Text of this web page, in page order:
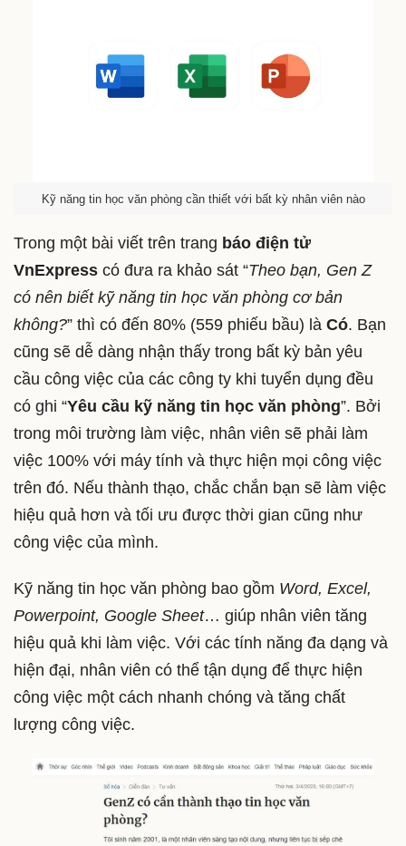
Kỹ năng tin học văn phòng cần thiết với bất kỳ nhân viên nào
Trong một bài viết trên trang báo điện tử
VnExpress có đưa ra khảo sát “Theo bạn, Gen Z
có nên biết kỹ năng tin học văn phòng cơ bản
không?” thì có đến 80% (559 phiếu bầu) là Có. Bạn
cũng sẽ dễ dàng nhận thấy trong bất kỳ bản yêu
cầu công việc của các công ty khi tuyển dụng đều
có ghi “Yêu cầu kỹ năng tin học văn phòng”. Bởi
trong môi trường làm việc, nhân viên sẽ phải làm
việc 100% với máy tính và thực hiện mọi công việc
trên đó. Nếu thành thạo, chắc chắn bạn sẽ làm việc
hiệu quả hơn và tối ưu được thời gian cũng như
công việc của mình.
Kỹ năng tin học văn phòng bao gồm Word, Excel,
Powerpoint, Google Sheet… giúp nhân viên tăng
hiệu quả khi làm việc. Với các tính năng đa dạng và
hiện đại, nhân viên có thể tận dụng để thực hiện
công việc một cách nhanh chóng và tăng chất
lượng công việc.